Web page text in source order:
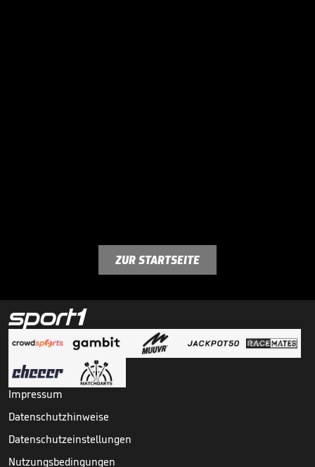
ZUR STARTSEITE
Impressum
Datenschutzhinweise
Datenschutzeinstellungen
Nutzungsbedingungen